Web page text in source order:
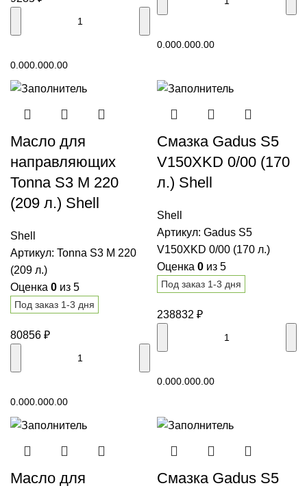
0.000.000.00
0.000.000.00
Масло для
направляющих
Tonna S3 M 220
(209 л.) Shell
Shell
Артикул: Tonna S3 M 220
(209 л.)
Оценка 0 из 5
Под заказ 1-3 дня
80856 ₽
0.000.000.00
Смазка Gadus S5
V150XKD 0/00 (170
л.) Shell
Shell
Артикул: Gadus S5
V150XKD 0/00 (170 л.)
Оценка 0 из 5
Под заказ 1-3 дня
238832 ₽
0.000.000.00
Масло для
Смазка Gadus S5